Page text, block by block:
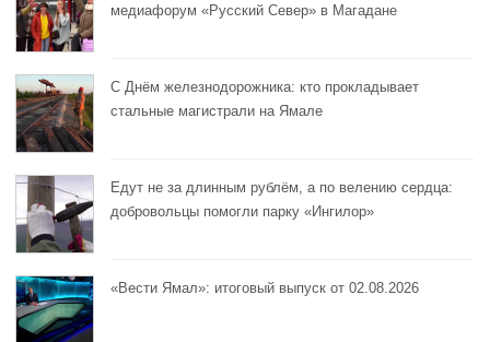
медиафорум «Русский Север» в Магадане
С Днём железнодорожника: кто прокладывает
стальные магистрали на Ямале
Едут не за длинным рублём, а по велению сердца:
добровольцы помогли парку «Ингилор»
«Вести Ямал»: итоговый выпуск от 02.08.2026